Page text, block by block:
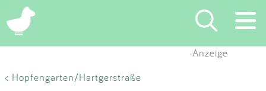
Suchen
Anzeige
< Hopfengarten/Hartgerstraße